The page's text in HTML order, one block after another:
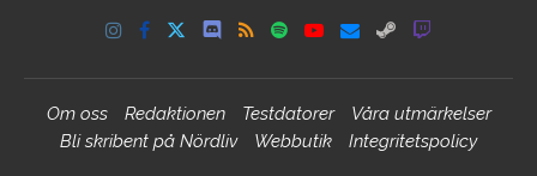
Om oss Redaktionen Testdatorer
Våra utmärkelser
Bli skribent på Nördliv
Webbutik Integritetspolicy